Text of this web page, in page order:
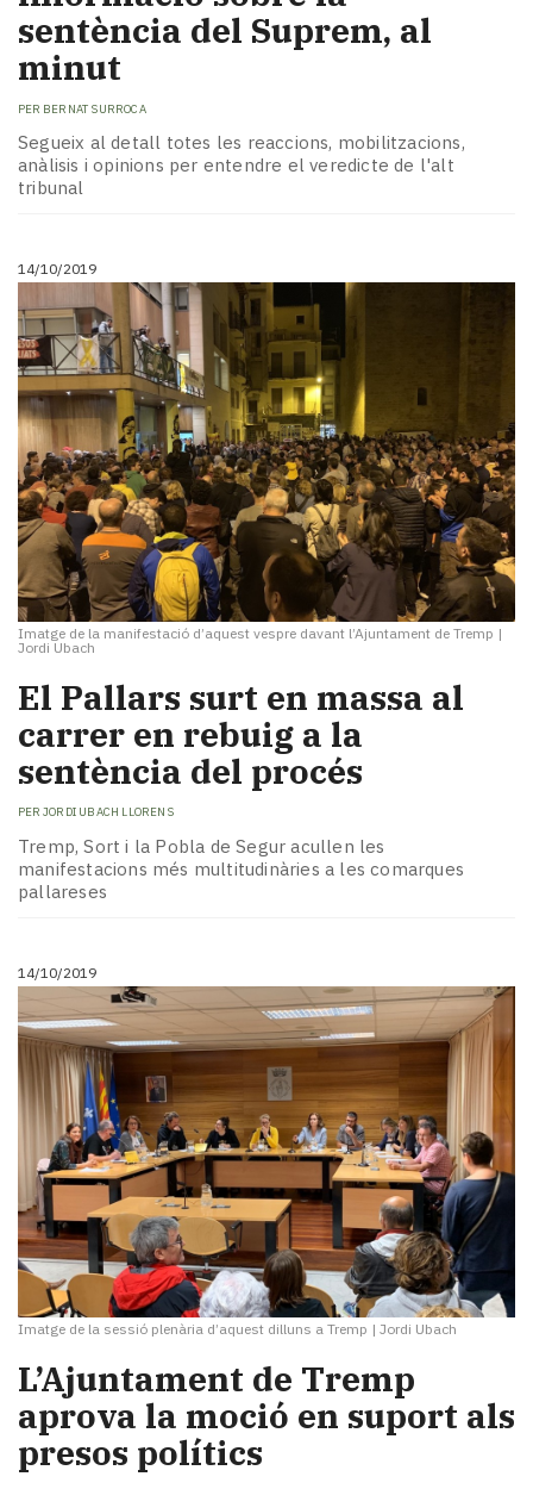
sentència del Suprem, al
minut
PER BERNAT SURROCA
Segueix al detall totes les reaccions, mobilitzacions,
anàlisis i opinions per entendre el veredicte de l'alt
tribunal
14/10/2019
Imatge de la manifestació d’aquest vespre davant l’Ajuntament de Tremp |
Jordi Ubach
El Pallars surt en massa al
carrer en rebuig a la
sentència del procés
PER JORDI UBACH LLORENS
Tremp, Sort i la Pobla de Segur acullen les
manifestacions més multitudinàries a les comarques
pallareses
14/10/2019
Imatge de la sessió plenària d’aquest dilluns a Tremp | Jordi Ubach
L’Ajuntament de Tremp
aprova la moció en suport als
presos polítics